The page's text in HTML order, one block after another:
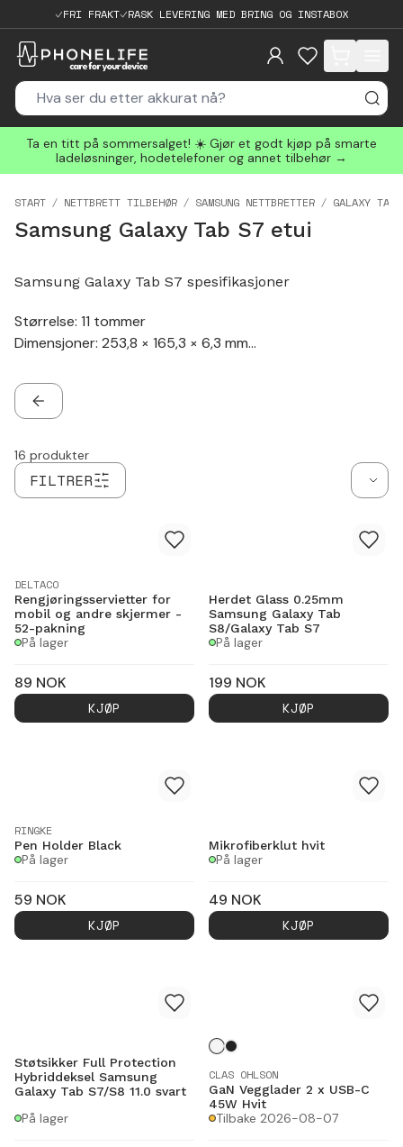
FRI FRAKT RASK LEVERING MED BRING OG INSTABOX
items in cart,
Ta en titt på sommersalget! ☀️ Gjør et godt kjøp på smarte
ladeløsninger, hodetelefoner og annet tilbehør →
START NETTBRETT TILBEHØR SAMSUNG NETTBRETTER GALAXY
Samsung Galaxy Tab S7 etui
Samsung Galaxy Tab S7 spesifikasjoner
Størrelse: 11 tommer
Dimensjoner: 253,8 × 165,3 × 6,3 mm
Hodetelefonkontakt: Nei
Minnekort: Ja
TILBAKE
FILTRER
16 produkter
DELTACO
Rengjøringsservietter for
mobil og andre skjermer -
52-pakning
På lager
89 NOK
KJØP
Herdet Glass 0.25mm
Samsung Galaxy Tab
S8/Galaxy Tab S7
På lager
199 NOK
KJØP
RINGKE
Pen Holder Black
På lager
59 NOK
KJØP
Mikrofiberklut hvit
På lager
49 NOK
KJØP
Støtsikker Full Protection
Hybriddeksel Samsung
Galaxy Tab S7/S8 11.0 svart
På lager
CLAS OHLSON
GaN Vegglader 2 x USB-C
45W Hvit
Tilbake 2026-08-07